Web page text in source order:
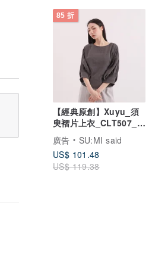
85 折
【經典原創】Xuyu_須
臾褶片上衣_CLT507_深
灰
廣告
SU:MI said
US$ 101.48
US$ 119.38